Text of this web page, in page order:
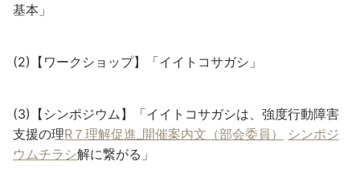
基本」
(2)【ワークショップ】「イイトコサガシ」
(3)【シンポジウム】「イイトコサガシは、強度行動障害
支援の理R７理解促進_開催案内文（部会委員）
シンポジ
ウムチラシ解に繋がる」